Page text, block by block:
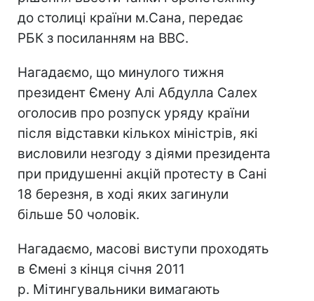
до столиці країни м.Сана, передає
РБК з посиланням на BBC.
Нагадаємо, що минулого тижня
президент Ємену Алі Абдулла Салех
оголосив про розпуск уряду країни
після відставки кількох міністрів, які
висловили незгоду з діями президента
при придушенні акцій протесту в Сані
18 березня, в ході яких загинули
більше 50 чоловік.
Нагадаємо, масові виступи проходять
в Ємені з кінця січня 2011
р. Мітингувальники вимагають